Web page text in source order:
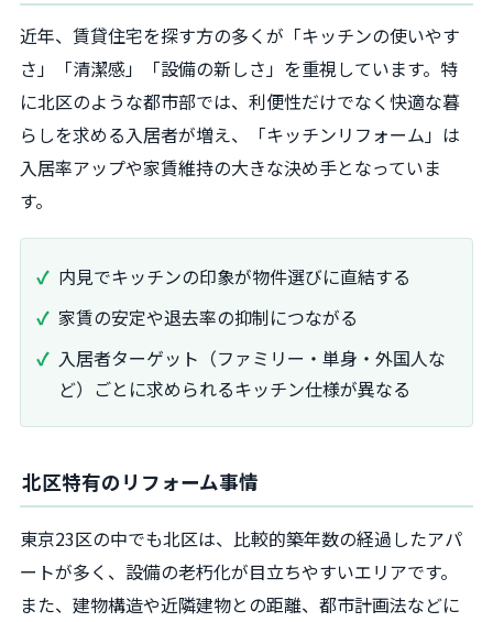
近年、賃貸住宅を探す方の多くが「キッチンの使いやす
さ」「清潔感」「設備の新しさ」を重視しています。特
に北区のような都市部では、利便性だけでなく快適な暮
らしを求める入居者が増え、「キッチンリフォーム」は
入居率アップや家賃維持の大きな決め手となっていま
す。
内見でキッチンの印象が物件選びに直結する
家賃の安定や退去率の抑制につながる
入居者ターゲット（ファミリー・単身・外国人な
ど）ごとに求められるキッチン仕様が異なる
北区特有のリフォーム事情
東京23区の中でも北区は、比較的築年数の経過したアパ
ートが多く、設備の老朽化が目立ちやすいエリアです。
また、建物構造や近隣建物との距離、都市計画法などに